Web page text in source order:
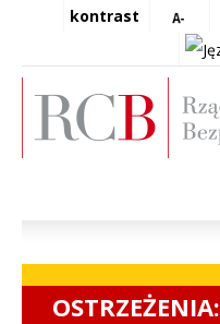
kontrast
OSTRZEŻENIA: